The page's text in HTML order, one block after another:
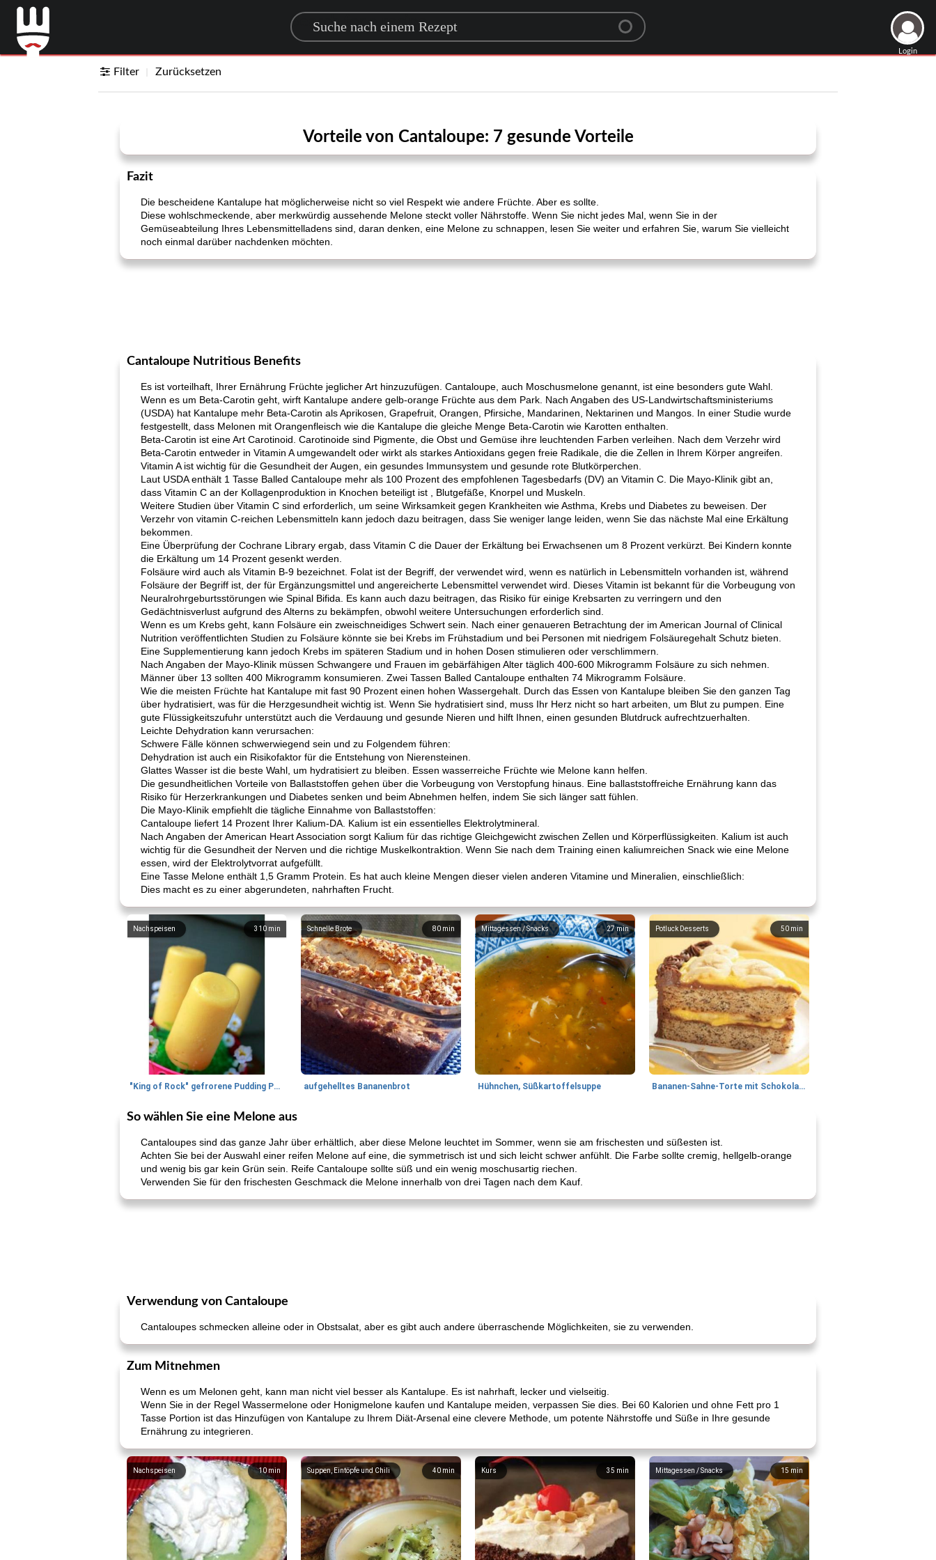
Search for a recipe
Login
Filter Zurücksetzen
Vorteile von Cantaloupe: 7 gesunde Vorteile
Fazit
Die bescheidene Kantalupe hat möglicherweise nicht so viel Respekt wie andere Früchte. Aber es sollte.
Diese wohlschmeckende, aber merkwürdig aussehende Melone steckt voller Nährstoffe. Wenn Sie nicht jedes Mal, wenn Sie in der
Gemüseabteilung Ihres Lebensmittelladens sind, daran denken, eine Melone zu schnappen, lesen Sie weiter und erfahren Sie, warum Sie vielleicht
noch einmal darüber nachdenken möchten.
Cantaloupe Nutritious Benefits
Es ist vorteilhaft, Ihrer Ernährung Früchte jeglicher Art hinzuzufügen. Cantaloupe, auch Moschusmelone genannt, ist eine besonders gute Wahl.
Wenn es um Beta-Carotin geht, wirft Kantalupe andere gelb-orange Früchte aus dem Park. Nach Angaben des US-Landwirtschaftsministeriums
(USDA) hat Kantalupe mehr Beta-Carotin als Aprikosen, Grapefruit, Orangen, Pfirsiche, Mandarinen, Nektarinen und Mangos. In einer Studie wurde
festgestellt, dass Melonen mit Orangenfleisch wie die Kantalupe die gleiche Menge Beta-Carotin wie Karotten enthalten.
Beta-Carotin ist eine Art Carotinoid. Carotinoide sind Pigmente, die Obst und Gemüse ihre leuchtenden Farben verleihen. Nach dem Verzehr wird
Beta-Carotin entweder in Vitamin A umgewandelt oder wirkt als starkes Antioxidans gegen freie Radikale, die die Zellen in Ihrem Körper angreifen.
Vitamin A ist wichtig für die Gesundheit der Augen, ein gesundes Immunsystem und gesunde rote Blutkörperchen.
Laut USDA enthält 1 Tasse Balled Cantaloupe mehr als 100 Prozent des empfohlenen Tagesbedarfs (DV) an Vitamin C. Die Mayo-Klinik gibt an,
dass Vitamin C an der Kollagenproduktion in Knochen beteiligt ist , Blutgefäße, Knorpel und Muskeln.
Weitere Studien über Vitamin C sind erforderlich, um seine Wirksamkeit gegen Krankheiten wie Asthma, Krebs und Diabetes zu beweisen. Der
Verzehr von vitamin C-reichen Lebensmitteln kann jedoch dazu beitragen, dass Sie weniger lange leiden, wenn Sie das nächste Mal eine Erkältung
bekommen.
Eine Überprüfung der Cochrane Library ergab, dass Vitamin C die Dauer der Erkältung bei Erwachsenen um 8 Prozent verkürzt. Bei Kindern konnte
die Erkältung um 14 Prozent gesenkt werden.
Folsäure wird auch als Vitamin B-9 bezeichnet. Folat ist der Begriff, der verwendet wird, wenn es natürlich in Lebensmitteln vorhanden ist, während
Folsäure der Begriff ist, der für Ergänzungsmittel und angereicherte Lebensmittel verwendet wird. Dieses Vitamin ist bekannt für die Vorbeugung von
Neuralrohrgeburtsstörungen wie Spinal Bifida. Es kann auch dazu beitragen, das Risiko für einige Krebsarten zu verringern und den
Gedächtnisverlust aufgrund des Alterns zu bekämpfen, obwohl weitere Untersuchungen erforderlich sind.
Wenn es um Krebs geht, kann Folsäure ein zweischneidiges Schwert sein. Nach einer genaueren Betrachtung der im American Journal of Clinical
Nutrition veröffentlichten Studien zu Folsäure könnte sie bei Krebs im Frühstadium und bei Personen mit niedrigem Folsäuregehalt Schutz bieten.
Eine Supplementierung kann jedoch Krebs im späteren Stadium und in hohen Dosen stimulieren oder verschlimmern.
Nach Angaben der Mayo-Klinik müssen Schwangere und Frauen im gebärfähigen Alter täglich 400-600 Mikrogramm Folsäure zu sich nehmen.
Männer über 13 sollten 400 Mikrogramm konsumieren. Zwei Tassen Balled Cantaloupe enthalten 74 Mikrogramm Folsäure.
Wie die meisten Früchte hat Kantalupe mit fast 90 Prozent einen hohen Wassergehalt. Durch das Essen von Kantalupe bleiben Sie den ganzen Tag
über hydratisiert, was für die Herzgesundheit wichtig ist. Wenn Sie hydratisiert sind, muss Ihr Herz nicht so hart arbeiten, um Blut zu pumpen. Eine
gute Flüssigkeitszufuhr unterstützt auch die Verdauung und gesunde Nieren und hilft Ihnen, einen gesunden Blutdruck aufrechtzuerhalten.
Leichte Dehydration kann verursachen:
Schwere Fälle können schwerwiegend sein und zu Folgendem führen:
Dehydration ist auch ein Risikofaktor für die Entstehung von Nierensteinen.
Glattes Wasser ist die beste Wahl, um hydratisiert zu bleiben. Essen wasserreiche Früchte wie Melone kann helfen.
Die gesundheitlichen Vorteile von Ballaststoffen gehen über die Vorbeugung von Verstopfung hinaus. Eine ballaststoffreiche Ernährung kann das
Risiko für Herzerkrankungen und Diabetes senken und beim Abnehmen helfen, indem Sie sich länger satt fühlen.
Die Mayo-Klinik empfiehlt die tägliche Einnahme von Ballaststoffen:
Cantaloupe liefert 14 Prozent Ihrer Kalium-DA. Kalium ist ein essentielles Elektrolytmineral.
Nach Angaben der American Heart Association sorgt Kalium für das richtige Gleichgewicht zwischen Zellen und Körperflüssigkeiten. Kalium ist auch
wichtig für die Gesundheit der Nerven und die richtige Muskelkontraktion. Wenn Sie nach dem Training einen kaliumreichen Snack wie eine Melone
essen, wird der Elektrolytvorrat aufgefüllt.
Eine Tasse Melone enthält 1,5 Gramm Protein. Es hat auch kleine Mengen dieser vielen anderen Vitamine und Mineralien, einschließlich:
Dies macht es zu einer abgerundeten, nahrhaften Frucht.
310 min
Nachspeisen
"King of Rock" gefrorene Pudding Pops
80 min
Schnelle Brote
aufgehelltes Bananenbrot
27min
Mittagessen / Snacks
Hühnchen, Süßkartoffelsuppe
50 min
Potluck Desserts
Bananen-Sahne-Torte mit Schokoladenglasur
So wählen Sie eine Melone aus
Cantaloupes sind das ganze Jahr über erhältlich, aber diese Melone leuchtet im Sommer, wenn sie am frischesten und süßesten ist.
Achten Sie bei der Auswahl einer reifen Melone auf eine, die symmetrisch ist und sich leicht schwer anfühlt. Die Farbe sollte cremig, hellgelb-orange
und wenig bis gar kein Grün sein. Reife Cantaloupe sollte süß und ein wenig moschusartig riechen.
Verwenden Sie für den frischesten Geschmack die Melone innerhalb von drei Tagen nach dem Kauf.
Verwendung von Cantaloupe
Cantaloupes schmecken alleine oder in Obstsalat, aber es gibt auch andere überraschende Möglichkeiten, sie zu verwenden.
Zum Mitnehmen
Wenn es um Melonen geht, kann man nicht viel besser als Kantalupe. Es ist nahrhaft, lecker und vielseitig.
Wenn Sie in der Regel Wassermelone oder Honigmelone kaufen und Kantalupe meiden, verpassen Sie dies. Bei 60 Kalorien und ohne Fett pro 1
Tasse Portion ist das Hinzufügen von Kantalupe zu Ihrem Diät-Arsenal eine clevere Methode, um potente Nährstoffe und Süße in Ihre gesunde
Ernährung zu integrieren.
10 min
Nachspeisen 40 min
Suppen, Eintöpfe und Chili 35 min
Kurs 15 min
Mittagessen / Snacks